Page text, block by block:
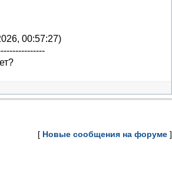
00:57:27)
[ Новые сообщения на форуме ]